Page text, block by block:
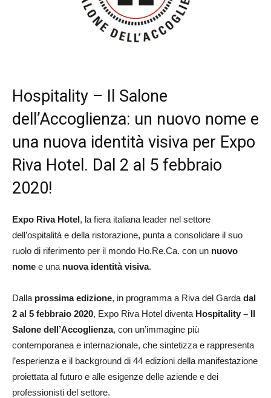
Hospitality – Il Salone
dell’Accoglienza: un nuovo nome e
una nuova identità visiva per Expo
Riva Hotel. Dal 2 al 5 febbraio
2020!
Expo Riva Hotel, la fiera italiana leader nel settore
dell’ospitalità e della ristorazione, punta a consolidare il suo
ruolo di riferimento per il mondo Ho.Re.Ca. con un nuovo
nome e una nuova identità visiva.
Dalla prossima edizione, in programma a Riva del Garda dal
2 al 5 febbraio 2020, Expo Riva Hotel diventa Hospitality – Il
Salone dell’Accoglienza, con un’immagine più
contemporanea e internazionale, che sintetizza e rappresenta
l’esperienza e il background di 44 edizioni della manifestazione
proiettata al futuro e alle esigenze delle aziende e dei
professionisti del settore.